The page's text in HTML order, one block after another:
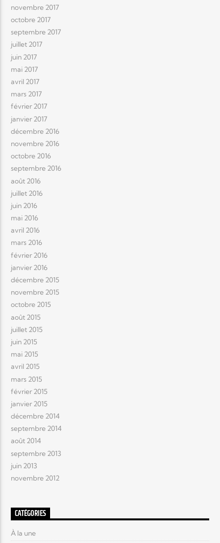
novembre 2017
octobre 2017
septembre 2017
juillet 2017
juin 2017
mai 2017
avril 2017
mars 2017
février 2017
janvier 2017
décembre 2016
novembre 2016
octobre 2016
septembre 2016
août 2016
juillet 2016
juin 2016
mai 2016
avril 2016
mars 2016
février 2016
janvier 2016
décembre 2015
novembre 2015
octobre 2015
août 2015
juillet 2015
juin 2015
mai 2015
avril 2015
mars 2015
février 2015
janvier 2015
décembre 2014
septembre 2014
août 2014
septembre 2013
juin 2013
novembre 2012
CATÉGORIES
À la une